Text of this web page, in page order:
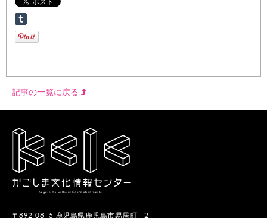
記事の一覧に戻る
〒892-0815 鹿児島県鹿児島市易居町1-2